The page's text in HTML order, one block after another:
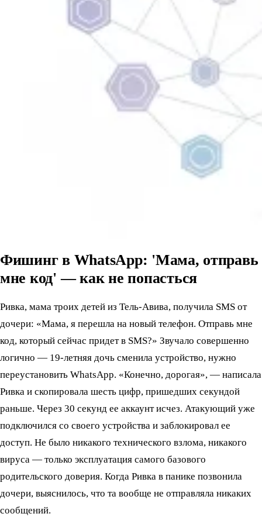
Фишинг в WhatsApp: 'Мама, отправь
мне код' — как не попасться
Ривка, мама троих детей из Тель-Авива, получила SMS от
дочери: «Мама, я перешла на новый телефон. Отправь мне
код, который сейчас придет в SMS?» Звучало совершенно
логично — 19-летняя дочь сменила устройство, нужно
переустановить WhatsApp. «Конечно, дорогая», — написала
Ривка и скопировала шесть цифр, пришедших секундой
раньше. Через 30 секунд ее аккаунт исчез. Атакующий уже
подключился со своего устройства и заблокировал ее
доступ. Не было никакого технического взлома, никакого
вируса — только эксплуатация самого базового
родительского доверия. Когда Ривка в панике позвонила
дочери, выяснилось, что та вообще не отправляла никаких
сообщений.